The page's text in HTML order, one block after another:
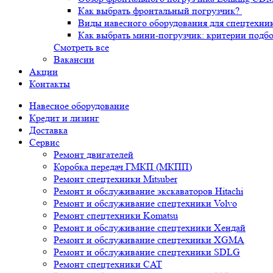
Как выбрать фронтальный погрузчик?
Виды навесного оборудования для
Как выбрать мини-погрузчик: критерии
Смотреть все
Вакансии
Акции
Контакты
Навесное оборудование
Кредит и лизинг
Доставка
Сервис
Ремонт двигателей
Коробка передач ГМКП (МКПП)
Ремонт спецтехники Mitsuber
Ремонт и обслуживание экскаваторов Hitachi
Ремонт и обслуживание спецтехники Volvo
Ремонт спецтехники Komatsu
Ремонт и обслуживание спецтехники Хендай
Ремонт и обслуживание спецтехники XGMA
Ремонт и обслуживание спецтехники SDLG
Ремонт спецтехники CAT